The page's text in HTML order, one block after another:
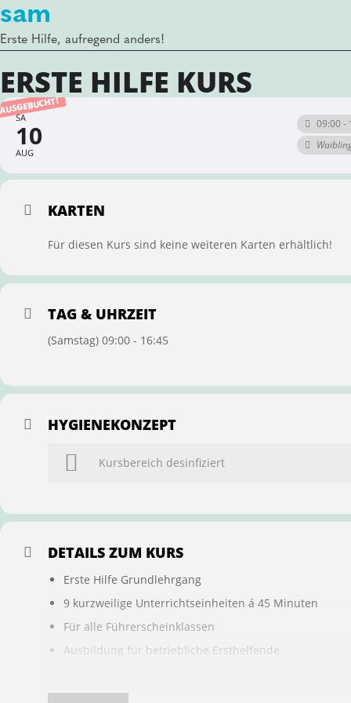
sam
Erste Hilfe, aufregend anders!
ERSTE HILFE KURS
SA
10
AUG
09:00 -
KARTEN
Für diesen Kurs sind keine weiteren Karten erhältlich!
TAG & UHRZEIT
(Samstag) 09:00 - 16:45
HYGIENEKONZEPT
Kursbereich desinfiziert
DETAILS ZUM KURS
Erste Hilfe Grundlehrgang
9 kurzweilige Unterrichtseinheiten á 45 Minuten
Für alle Führerscheinklassen
Ausbildung für betriebliche Ersthelfende